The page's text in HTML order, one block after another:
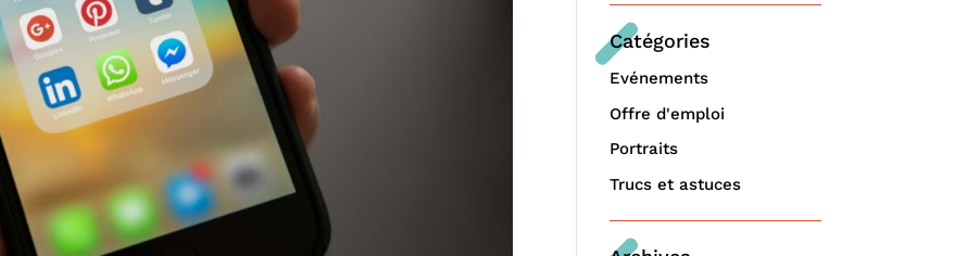
Catégories
Evénements
Offre d'emploi
Portraits
Trucs et astuces